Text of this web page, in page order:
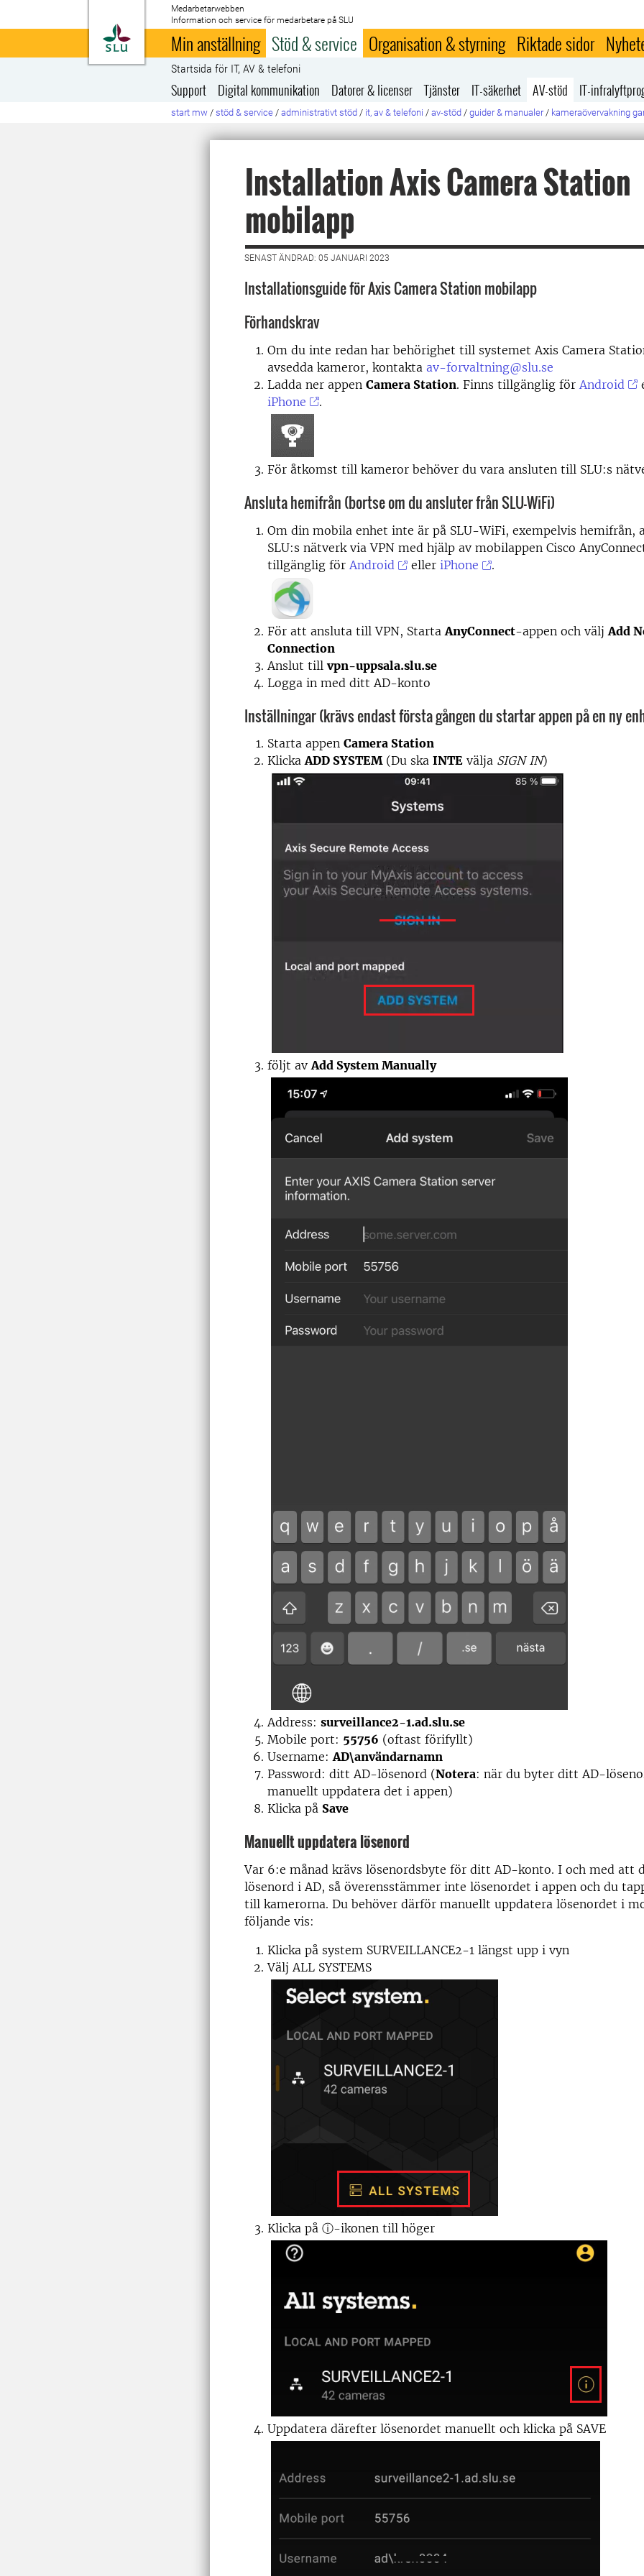
Till startsida
Medarbetarwebben
Information och service för medarbetare på SLU
Min anställning Stöd & service Organisation & styrning Riktade sidor
Startsida för IT, AV & telefoni
Support Digital kommunikation Datorer & licenser Tjänster IT-säkerhet AV-stöd IT-
start mw / stöd & service / administrativt stöd / it, av & telefoni / av-stöd / guider & manualer / kameraövervakning
Installation Axis Camera Station
mobilapp
SENAST ÄNDRAD: 05 JANUARI 2023
Installationsguide för Axis Camera Station mobilapp
Förhandskrav
Om du inte redan har behörighet till systemet Axis Camera
avsedda kameror, kontakta av-forvaltning@slu.se
Ladda ner appen Camera Station. Finns tillgänglig för Android
iPhone
.
För åtkomst till kameror behöver du vara ansluten till SLU:s
Ansluta hemifrån (bortse om du ansluter från SLU-WiFi)
Om din mobila enhet inte är på SLU-WiFi, exempelvis hemifrån,
SLU:s nätverk via VPN med hjälp av mobilappen Cisco
tillgänglig för Android elleriPhone .
För att ansluta till VPN, Starta AnyConnect-appen och välj Add
Connection
Anslut tillvpn-uppsala.slu.se
Logga in med ditt AD-konto
Inställningar (krävs endast första gången du startar appen på en ny
Starta appen Camera Station
KlickaADD SYSTEM(Du ska INTE välja SIGN IN)
följt avAdd System Manually
Address: surveillance2-1.ad.slu.se
Mobile port: 55756 (oftast förifyllt)
Username:AD\användarnamn
Password: ditt AD-lösenord (Notera: när du byter ditt AD-
manuellt uppdatera det i appen)
Klicka på Save
Manuellt uppdatera lösenord
Var 6:e månad krävs lösenordsbyte för ditt AD-konto. I och med att
lösenord i AD, så överensstämmer inte lösenordet i appen och du
till kamerorna. Du behöver därför manuellt uppdatera lösenordet i
följande vis:
Klicka på system SURVEILLANCE2-1 längst upp i vyn
Välj ALL SYSTEMS
Klicka på ⓘ-ikonen till höger
Uppdatera därefter lösenordet manuellt och klicka på SAVE